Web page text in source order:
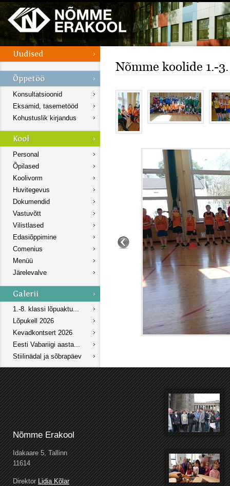
Konsultatsioonid
Eksamid, tasemetööd
Kohustuslik kirjandus
Personal
Õpilased
Koolivorm
Huvitegevus
Dokumendid
Vastuvõtt
Vilistlased
Edasiõppimine
Comenius
Menüü
Järelevalve
1.-8. klassi lõpuaktu...
Lõpukell 2026
Kevadkontsert 2026
Eesti Vabariigi aasta...
Stiilinädal ja sõbrapäev
Nõmme koolide 1.-
Nõmme Erakool
Idakaare 5, Tallinn
11614
DirektorLidia Kõlar